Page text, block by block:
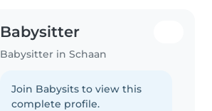
Babysitter
Babysitter in Schaan
Join Babysits to view this
complete profile.